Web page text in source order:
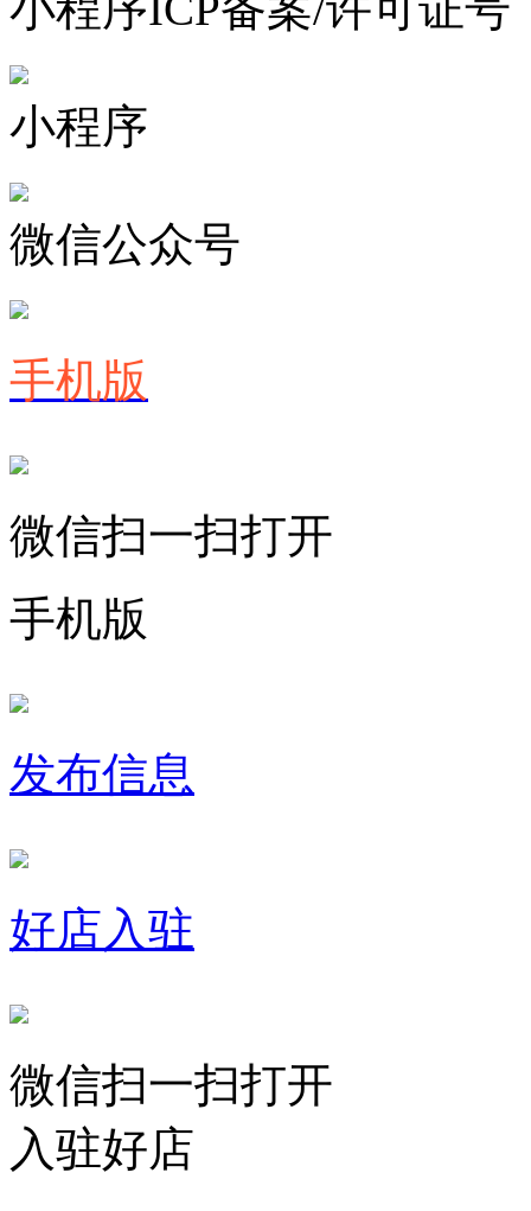
小程序
微信公众号
手机版
微信扫一扫打开
手机版
发布信息
好店入驻
微信扫一扫打开
入驻好店